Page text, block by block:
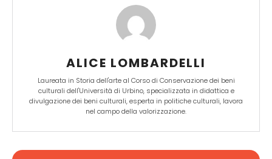
ALICE LOMBARDELLI
Laureata in Storia dell'arte al Corso di Conservazione dei beni
culturali dell'Università di Urbino, specializzata in didattica e
divulgazione dei beni culturali, esperta in politiche culturali, lavora
nel campo della valorizzazione.